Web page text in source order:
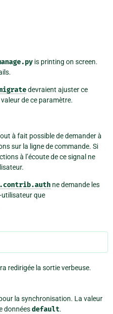
is printing on screen.
devraient ajuster ce
de ce paramètre.
à fait possible de demander à
sur la ligne de commande. Si
à l’écoute de ce signal ne
ne demande les
que
redirigée la sortie verbeuse.
la synchronisation. La valeur
donnéesdefault.